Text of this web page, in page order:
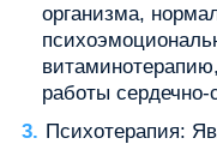
организма,
работы сердечно-
Психотерапия: